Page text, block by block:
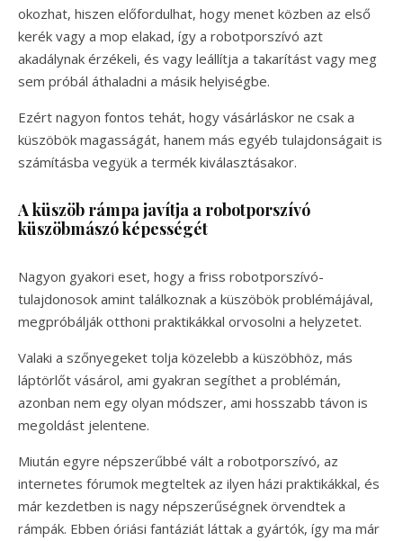
okozhat, hiszen előfordulhat, hogy menet közben az első
kerék vagy a mop elakad, így a robotporszívó azt
akadálynak érzékeli, és vagy leállítja a takarítást vagy meg
sem próbál áthaladni a másik helyiségbe.
Ezért nagyon fontos tehát, hogy vásárláskor ne csak a
küszöbök magasságát, hanem más egyéb tulajdonságait is
számításba vegyük a termék kiválasztásakor.
A küszöb rámpa javítja a robotporszívó
küszöbmászó képességét
Nagyon gyakori eset, hogy a friss robotporszívó-
tulajdonosok amint találkoznak a küszöbök problémájával,
megpróbálják otthoni praktikákkal orvosolni a helyzetet.
Valaki a szőnyegeket tolja közelebb a küszöbhöz, más
láptörlőt vásárol, ami gyakran segíthet a problémán,
azonban nem egy olyan módszer, ami hosszabb távon is
megoldást jelentene.
Miután egyre népszerűbbé vált a robotporszívó, az
internetes fórumok megteltek az ilyen házi praktikákkal, és
már kezdetben is nagy népszerűségnek örvendtek a
rámpák. Ebben óriási fantáziát láttak a gyártók, így ma már